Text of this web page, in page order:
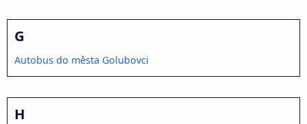
G
Autobus do města Golubovci
H